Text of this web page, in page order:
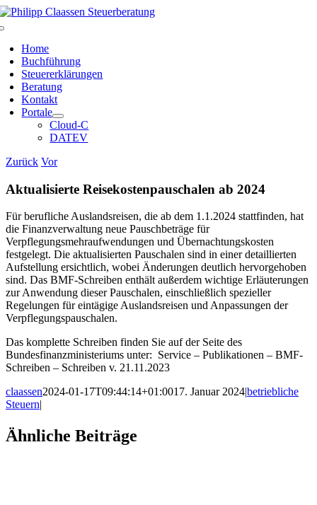
Zum
Home
Buchführung
Steuererklärungen
Beratung
Kontakt
Portale
Cloud-C
DATEV
Zurück Vor
Aktualisierte Reisekostenpauschalen ab 2024
Für berufliche Auslandsreisen, die ab dem 1.1.2024 stattfinden, hat
die Finanzverwaltung neue Pauschbeträge für
Verpflegungsmehraufwendungen und Übernachtungskosten
festgelegt. Die aktualisierten Pauschalen sind in einer detaillierten
Aufstellung ersichtlich, wobei Änderungen deutlich hervorgehoben
sind. Das BMF-Schreiben enthält außerdem wichtige Erläuterungen
zur Anwendung dieser Pauschalen, einschließlich spezieller
Regelungen für eintägige Auslandsreisen und Anpassungen der
Verpflegungspauschalen.
Das komplette Schreiben finden Sie auf der Seite des
Bundesfinanzministeriums unter: Service – Publikationen – BMF-
Schreiben – Schreiben v. 21.11.2023
claassen2024-01-17T09:44:14+01:0017. Januar 2024|betriebliche
Steuern|
Facebook
X
LinkedIn
WhatsApp
Xing
E-
Mail
Ähnliche Beiträge